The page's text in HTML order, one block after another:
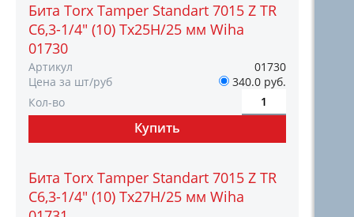
Бита Torx Tamper Standart 7015 Z TR
C6,3-1/4" (10) Tх25H/25 мм Wiha
01730
Артикул
01730
Цена за шт/руб
340.0 руб.
Кол-во
Бита Torx Tamper Standart 7015 Z TR
C6,3-1/4" (10) Tх27H/25 мм Wiha